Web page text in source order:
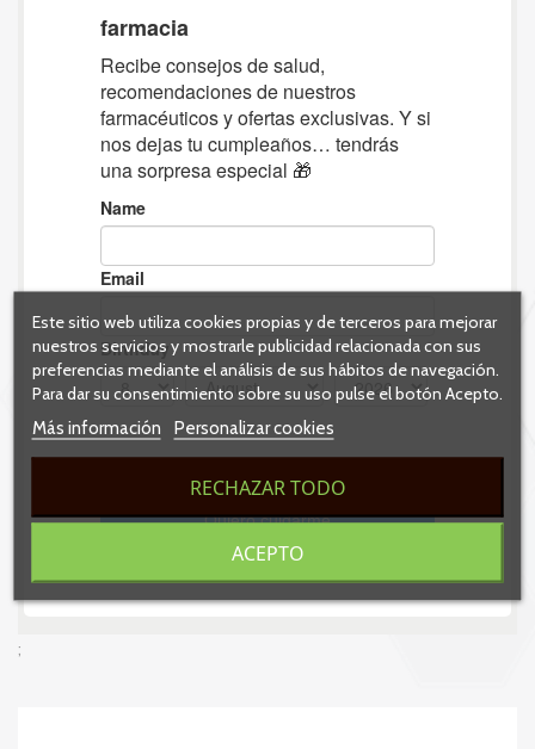
;
Este sitio web utiliza cookies propias y de terceros para mejorar
nuestros servicios y mostrarle publicidad relacionada con sus
preferencias mediante el análisis de sus hábitos de navegación.
Para dar su consentimiento sobre su uso pulse el botón Acepto.
Más información
Personalizar cookies
RECHAZAR TODO
ACEPTO